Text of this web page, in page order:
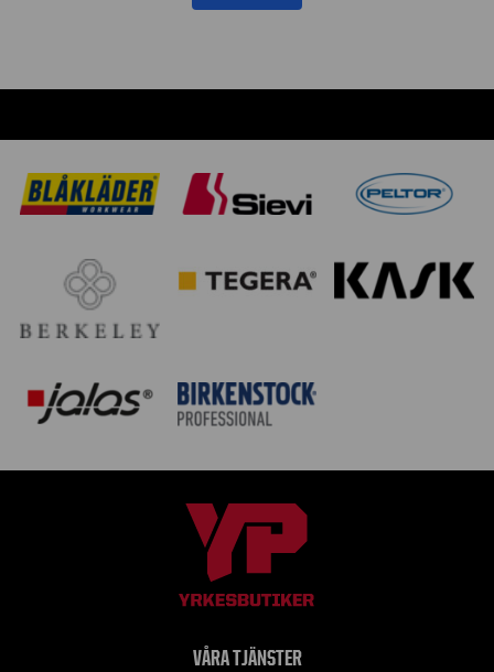
VÅRA TJÄNSTER